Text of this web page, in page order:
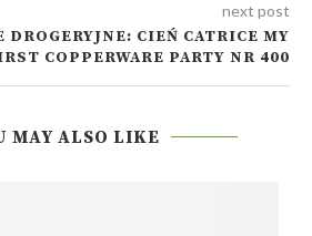
next post
DROGERYJNE: CIEŃ CATRICE MY
COPPERWARE PARTY NR 400
MAY ALSO LIKE